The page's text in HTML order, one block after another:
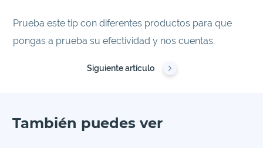
Prueba este tip con diferentes productos para que
pongas a prueba su efectividad y nos cuentas.
Siguiente artículo
También puedes ver